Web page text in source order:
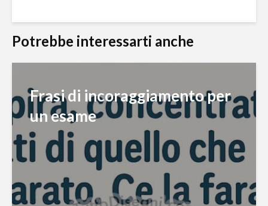
Potrebbe interessarti anche
Frasi di incoraggiamento per
un esame